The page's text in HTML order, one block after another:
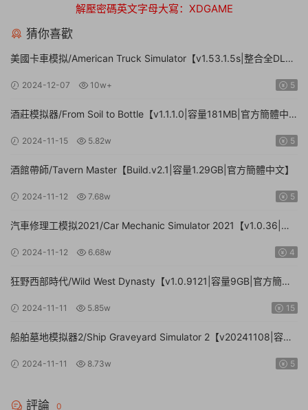
解壓密碼英文字母大寫：XDGAME
猜你喜歡
美國卡車模拟/American Truck Simulator【v1.53.1.5s|整合全DLC|
2024-12-07 10w+ 5
酒莊模拟器/From Soil to Bottle【v1.1.1.0|容量181MB|官方簡體中
2024-11-15 5.82w 5
酒館帶師/Tavern Master【Build.v2.1|容量1.29GB|官方簡體中文】
2024-11-12 7.68w 5
汽車修理工模拟2021/Car Mechanic Simulator 2021【v1.0.36|集
2024-11-12 6.68w 4
狂野西部時代/Wild West Dynasty【v1.0.9121|容量9GB|官方簡體
2024-11-11 5.85w 15
船舶墓地模拟器2/Ship Graveyard Simulator 2【v20241108|容量
2024-11-11 8.73w 5
評論 0